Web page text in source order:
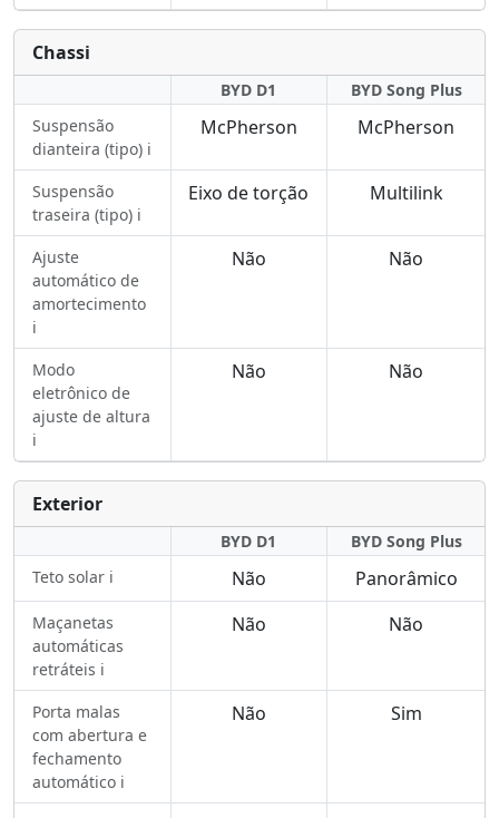
Chassi
BYD D1
BYD Song Plus
Suspensão
dianteira (tipo) ℹ️
McPherson McPherson
Suspensão
traseira (tipo) ℹ️
Eixo de torção Multilink
Ajuste
automático de
amortecimento
ℹ️
Não Não
Modo
eletrônico de
ajuste de altura
ℹ️
Não Não
Exterior
BYD D1
BYD Song Plus
Teto solar ℹ️
Não Panorâmico
Maçanetas
automáticas
retráteis ℹ️
Não Não
Porta malas
com abertura e
fechamento
automático ℹ️
Não Sim